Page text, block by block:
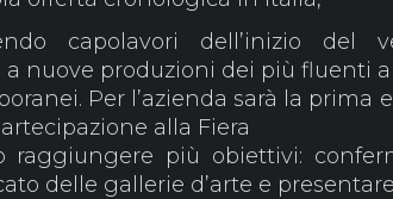
capolavori dell’inizio del
a nuove produzioni dei più fluenti
Per l’azienda sarà la prima
alla Fiera
raggiungere più obiettivi:
delle gallerie d’arte e presentare